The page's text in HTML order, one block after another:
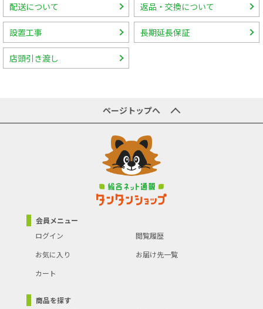
配送について 返品・交換について
設置工事 長期延長保証
店頭引き渡し
ページトップへ
会員メニュー
ログイン
閲覧履歴
お気に入り
お届け先一覧
カート
商品を探す